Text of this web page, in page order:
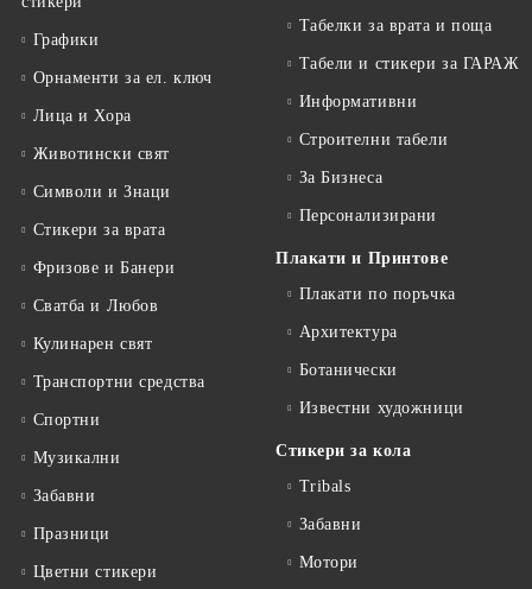
Графики
Орнаменти за ел. ключ
Лица и Хора
Животински свят
Символи и Знаци
Стикери за врата
Фризове и Банери
Сватба и Любов
Кулинарен свят
Транспортни средства
Спортни
Музикални
Забавни
Празници
Цветни стикери
Табелки за врата и поща
Табели и стикери за ГАРАЖ
Информативни
Строителни табели
За Бизнеса
Персонализирани
Плакати и Принтове
Плакати по поръчка
Архитектура
Ботанически
Известни художници
Стикери за кола
Tribals
Забавни
Мотори